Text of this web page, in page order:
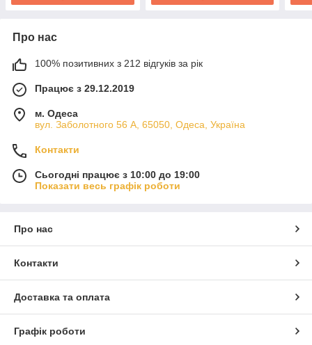
Про нас
100% позитивних з 212 відгуків за рік
Працює з 29.12.2019
м. Одеса
вул. Заболотного 56 А, 65050, Одеса, Україна
Контакти
Сьогодні працює з 10:00 до 19:00
Показати весь графік роботи
Про нас
Контакти
Доставка та оплата
Графік роботи